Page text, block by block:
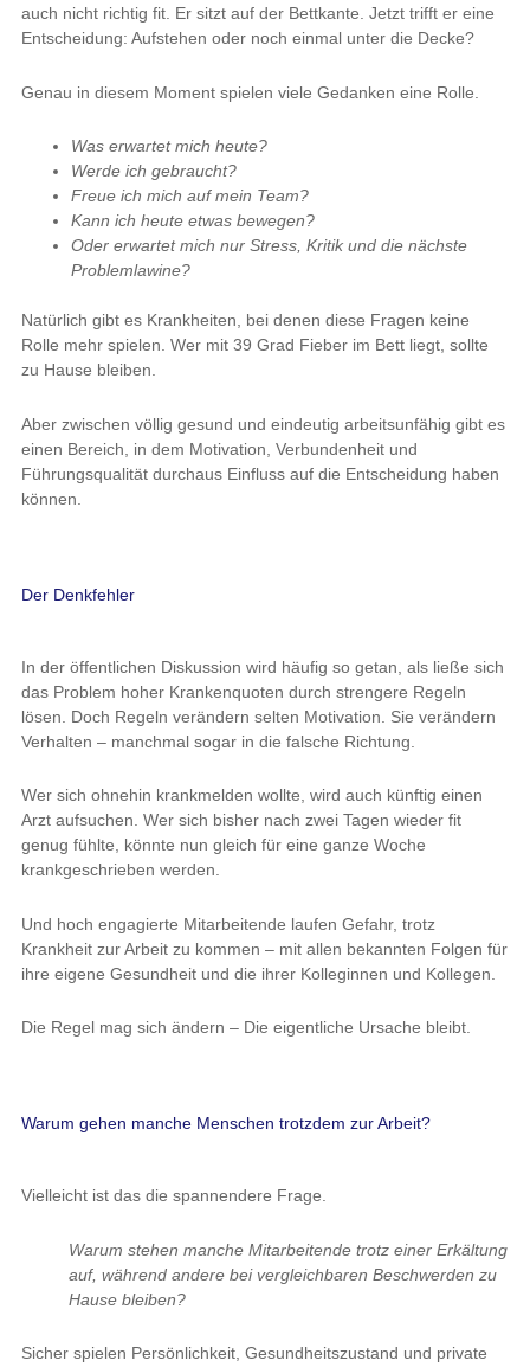
auch nicht richtig fit. Er sitzt auf der Bettkante. Jetzt trifft er eine
Entscheidung: Aufstehen oder noch einmal unter die Decke?
Genau in diesem Moment spielen viele Gedanken eine Rolle.
Was erwartet mich heute?
Werde ich gebraucht?
Freue ich mich auf mein Team?
Kann ich heute etwas bewegen?
Oder erwartet mich nur Stress, Kritik und die nächste
Problemlawine?
Natürlich gibt es Krankheiten, bei denen diese Fragen keine
Rolle mehr spielen. Wer mit 39 Grad Fieber im Bett liegt, sollte
zu Hause bleiben.
Aber zwischen völlig gesund und eindeutig arbeitsunfähig gibt es
einen Bereich, in dem Motivation, Verbundenheit und
Führungsqualität durchaus Einfluss auf die Entscheidung haben
können.
Der Denkfehler
In der öffentlichen Diskussion wird häufig so getan, als ließe sich
das Problem hoher Krankenquoten durch strengere Regeln
lösen. Doch Regeln verändern selten Motivation. Sie verändern
Verhalten – manchmal sogar in die falsche Richtung.
Wer sich ohnehin krankmelden wollte, wird auch künftig einen
Arzt aufsuchen. Wer sich bisher nach zwei Tagen wieder fit
genug fühlte, könnte nun gleich für eine ganze Woche
krankgeschrieben werden.
Und hoch engagierte Mitarbeitende laufen Gefahr, trotz
Krankheit zur Arbeit zu kommen – mit allen bekannten Folgen für
ihre eigene Gesundheit und die ihrer Kolleginnen und Kollegen.
Die Regel mag sich ändern – Die eigentliche Ursache bleibt.
Warum gehen manche Menschen trotzdem zur Arbeit?
Vielleicht ist das die spannendere Frage.
Warum stehen manche Mitarbeitende trotz einer Erkältung
auf, während andere bei vergleichbaren Beschwerden zu
Hause bleiben?
Sicher spielen Persönlichkeit, Gesundheitszustand und private